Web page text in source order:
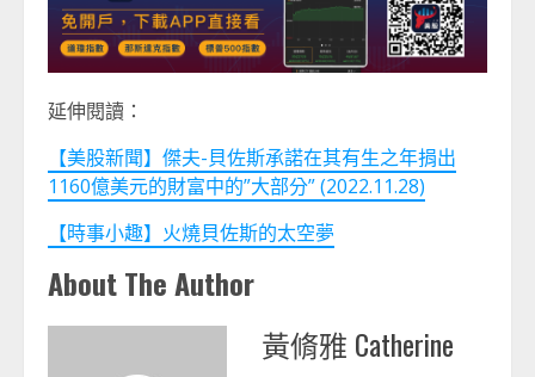
延伸閱讀：
【美股新聞】傑夫-貝佐斯承諾在其有生之年捐出
1160億美元的財富中的”大部分” (2022.11.28)
【時事小趣】火燒貝佐斯的太空夢
About The Author
黃脩雅 Catherine